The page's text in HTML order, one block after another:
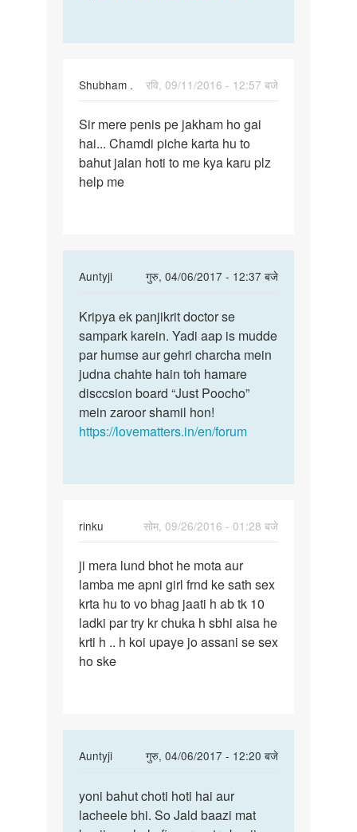
Shubham .
रवि, 09/11/2016 - 12:57 बजे
Sir
mere
penis
pe
Sir mere penis pe jakham ho gai
hai... Chamdi piche karta hu to
bahut jalan hoti to me kya karu plz
help me
Auntyji
गुरु, 04/06/2017 - 12:37 बजे
In
to
Sir
mere
penis
pe
jakham
ho
.
Kripya
ek
panjikrit
doctor
se
Kripya ek panjikrit doctor se
sampark karein. Yadi aap is mudde
par humse aur gehri charcha mein
judna chahte hain toh hamare
disccsion board “Just Poocho”
mein zaroor shamil hon!
https://lovematters.in/en/forum
rinku
सोम, 09/26/2016 - 01:28 बजे
ji
mera
lund
bhot
he
mota
ji mera lund bhot he mota aur
lamba me apni girl frnd ke sath sex
krta hu to vo bhag jaati h ab tk 10
ladki par try kr chuka h sbhi aisa he
krti h .. h koi upaye jo assani se sex
ho ske
Auntyji
गुरु, 04/06/2017 - 12:20 बजे
In
to
ji
yoni
bahut
yoni bahut choti hoti hai aur
lacheele bhi. So Jald baazi mat